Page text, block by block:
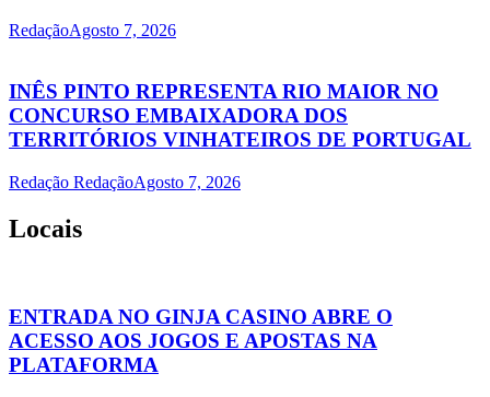
RedaçãoAgosto 7, 2026
INÊS PINTO REPRESENTA RIO MAIOR NO
CONCURSO EMBAIXADORA DOS
TERRITÓRIOS VINHATEIROS DE PORTUGAL
Redação RedaçãoAgosto 7, 2026
Locais
ENTRADA NO GINJA CASINO ABRE O
ACESSO AOS JOGOS E APOSTAS NA
PLATAFORMA